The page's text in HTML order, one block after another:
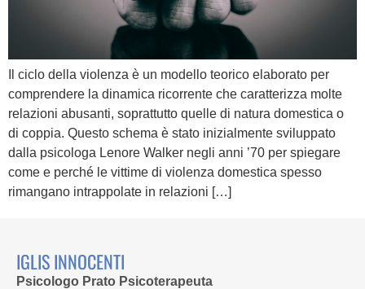
Il ciclo della violenza è un modello teorico elaborato per
comprendere la dinamica ricorrente che caratterizza molte
relazioni abusanti, soprattutto quelle di natura domestica o
di coppia. Questo schema è stato inizialmente sviluppato
dalla psicologa Lenore Walker negli anni ’70 per spiegare
come e perché le vittime di violenza domestica spesso
rimangano intrappolate in relazioni […]
IGLIS INNOCENTI
Psicologo Prato Psicoterapeuta